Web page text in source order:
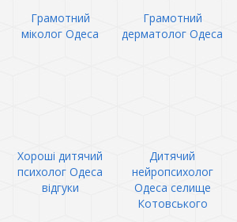
Грамотний
міколог Одеса
Грамотний
дерматолог Одеса
Хороші дитячий
психолог Одеса
відгуки
Дитячий
нейропсихолог
Одеса селище
Котовського